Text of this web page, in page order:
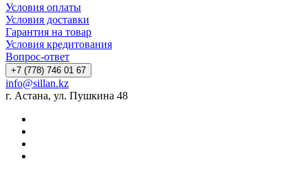
Условия оплаты
Условия доставки
Гарантия на товар
Условия кредитования
Вопрос-ответ
+7 (778) 746 01 67
info@sillan.kz
г. Астана, ул. Пушкина 48